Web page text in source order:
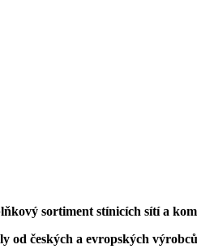
sortiment stínicích sítí a
od českých a evropských výrobců